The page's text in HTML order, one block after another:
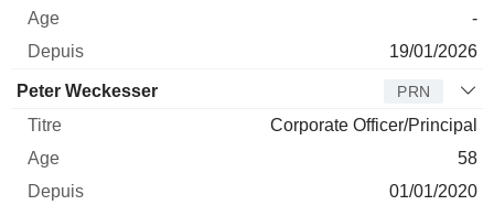
-
19/01/2026
Peter Weckesser PRN
Corporate Officer/Principal
58
01/01/2020